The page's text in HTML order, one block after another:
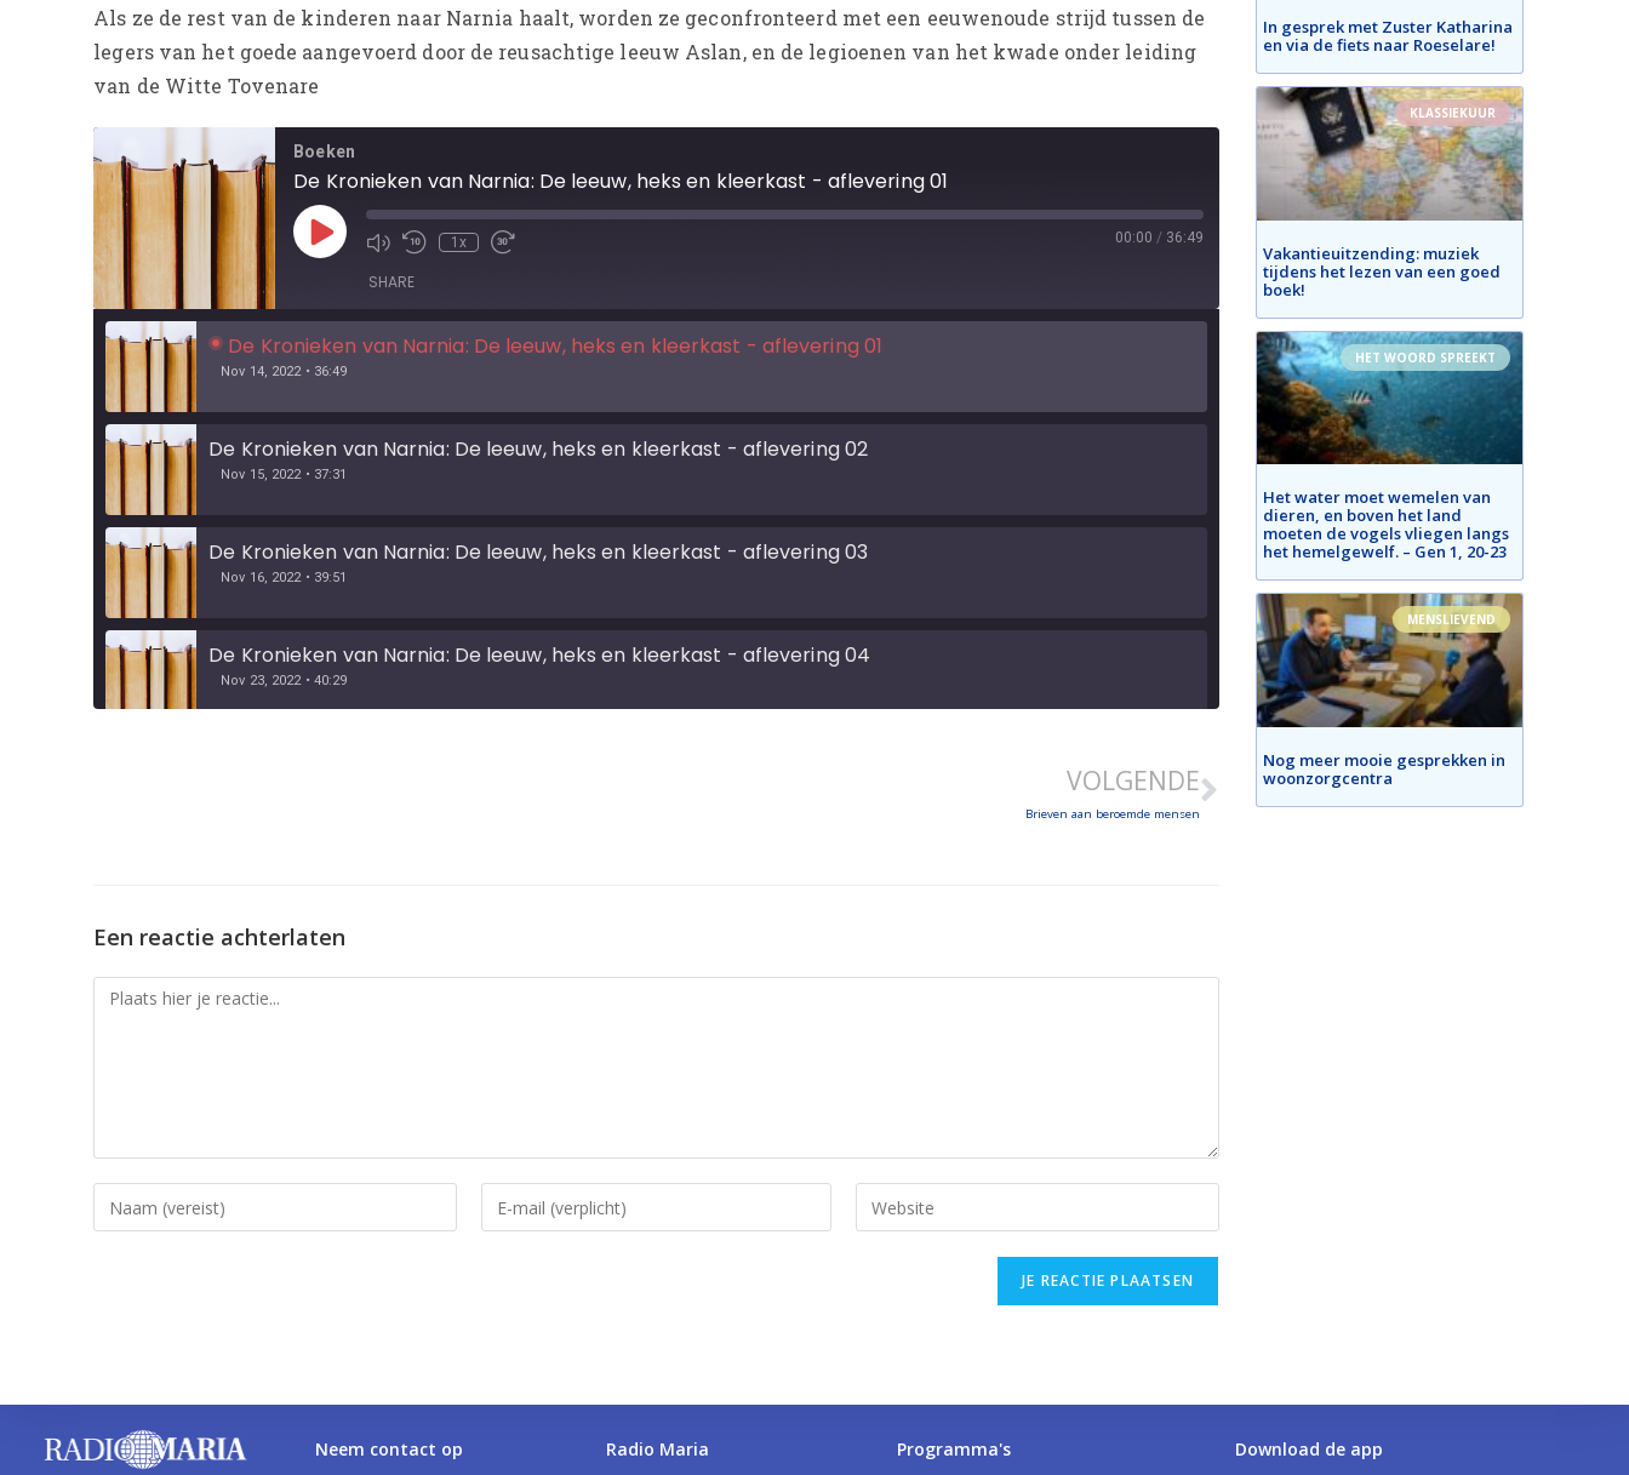
Als ze de rest van de kinderen naar Narnia haalt, worden ze geconfronteerd met een eeuwenoude strijd tussen de
legers van het goede aangevoerd door de reusachtige leeuw Aslan, en de legioenen van het kwade onder leiding
van de Witte Tovenare
Boeken
De Kronieken van Narnia: De leeuw, heks en kleerkast - aflevering 01
1x 00:00 / 36:49
SHARE
De Kronieken van Narnia: De leeuw, heks en kleerkast - aflevering 01
Nov 14, 2022 • 36:49
De Kronieken van Narnia: De leeuw, heks en kleerkast - aflevering 02
Nov 15, 2022 • 37:31
De Kronieken van Narnia: De leeuw, heks en kleerkast - aflevering 03
Nov 16, 2022 • 39:51
De Kronieken van Narnia: De leeuw, heks en kleerkast - aflevering 04
Nov 23, 2022 • 40:29
Nov 23, 2022 • 43:51
VOLGENDE
Brieven aan beroemde mensen
Een reactie achterlaten
In gesprek met Zuster Katharina
en via de fiets naar Roeselare!
KLASSIEKUUR
Vakantieuitzending: muziek
tijdens het lezen van een goed
boek!
HET WOORD SPREEKT
Het water moet wemelen van
dieren, en boven het land
moeten de vogels vliegen langs
het hemelgewelf. – Gen 1, 20-23
MENSLIEVEND
Nog meer mooie gesprekken in
woonzorgcentra
Neem contact op Radio Maria Programma's Download de app